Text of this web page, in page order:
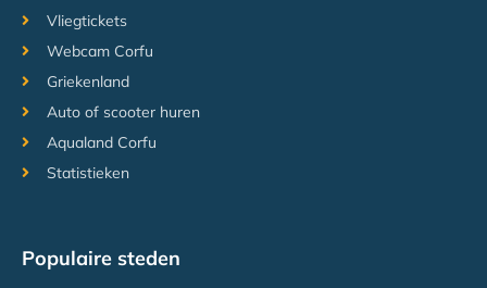
Vliegtickets
Webcam Corfu
Griekenland
Auto of scooter huren
Aqualand Corfu
Statistieken
Populaire steden